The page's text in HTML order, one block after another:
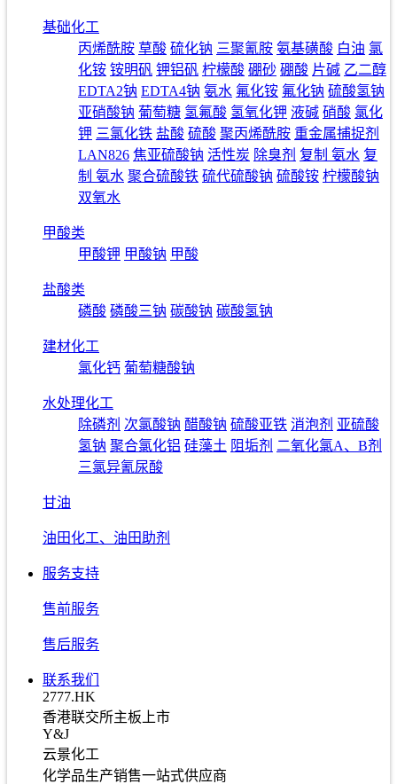
基础化工
丙烯酰胺 草酸 硫化钠 三聚氰胺 氨基磺酸 白油 氯
化铵 铵明矾 钾铝矾 柠檬酸 硼砂 硼酸 片碱 乙二醇
EDTA2钠 EDTA4钠 氨水 氟化铵 氟化钠 硫酸氢钠
亚硝酸钠 葡萄糖 氢氟酸 氢氧化钾 液碱 硝酸 氯化
钾 三氯化铁 盐酸 硫酸 聚丙烯酰胺 重金属捕捉剂
LAN826 焦亚硫酸钠 活性炭 除臭剂 复制 氨水 复
制 氨水 聚合硫酸铁 硫代硫酸钠 硫酸铵 柠檬酸钠
双氧水
甲酸类
甲酸钾 甲酸钠 甲酸
盐酸类
磷酸 磷酸三钠 碳酸钠 碳酸氢钠
建材化工
氯化钙 葡萄糖酸钠
水处理化工
除磷剂 次氯酸钠 醋酸钠 硫酸亚铁 消泡剂 亚硫酸
氢钠 聚合氯化铝 硅藻土 阻垢剂 二氧化氯A、B剂
三氯异氰尿酸
甘油
油田化工、油田助剂
服务支持
售前服务
售后服务
联系我们
2777.HK
香港联交所主板上市
Y&J
云景化工
化学品生产销售一站式供应商